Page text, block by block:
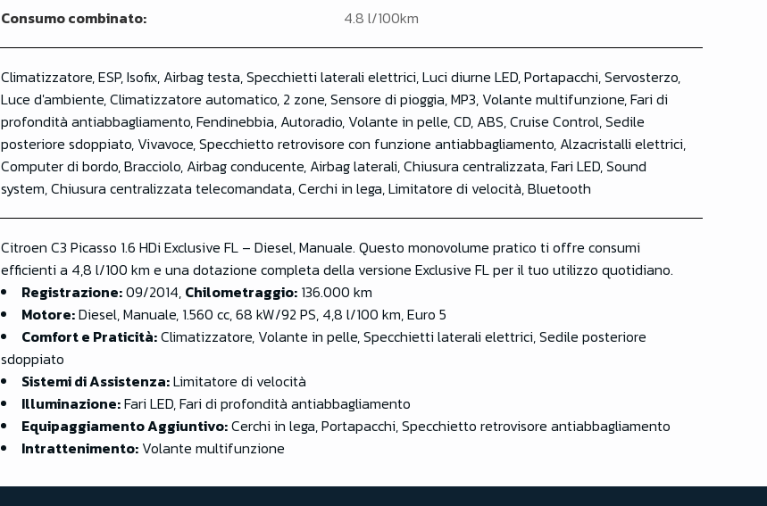
Consumo combinato:
4.8 l/100km
Climatizzatore, ESP, Isofix, Airbag testa, Specchietti laterali elettrici, Luci diurne LED, Portapacchi, Servosterzo,
Luce d'ambiente, Climatizzatore automatico, 2 zone, Sensore di pioggia, MP3, Volante multifunzione, Fari di
profondità antiabbagliamento, Fendinebbia, Autoradio, Volante in pelle, CD, ABS, Cruise Control, Sedile
posteriore sdoppiato, Vivavoce, Specchietto retrovisore con funzione antiabbagliamento, Alzacristalli elettrici,
Computer di bordo, Bracciolo, Airbag conducente, Airbag laterali, Chiusura centralizzata, Fari LED, Sound
system, Chiusura centralizzata telecomandata, Cerchi in lega, Limitatore di velocità, Bluetooth
Citroen C3 Picasso 1.6 HDi Exclusive FL – Diesel, Manuale. Questo monovolume pratico ti offre consumi
efficienti a 4,8 l/100 km e una dotazione completa della versione Exclusive FL per il tuo utilizzo quotidiano.
Registrazione:09/2014, Chilometraggio: 136.000 km
Motore:Diesel, Manuale, 1.560 cc, 68 kW/92 PS, 4,8 l/100 km, Euro 5
Comfort e Praticità:Climatizzatore, Volante in pelle, Specchietti laterali elettrici, Sedile posteriore
sdoppiato
Sistemi di Assistenza:Limitatore di velocità
Illuminazione:Fari LED, Fari di profondità antiabbagliamento
Equipaggiamento Aggiuntivo:Cerchi in lega, Portapacchi, Specchietto retrovisore antiabbagliamento
Intrattenimento: Volante multifunzione